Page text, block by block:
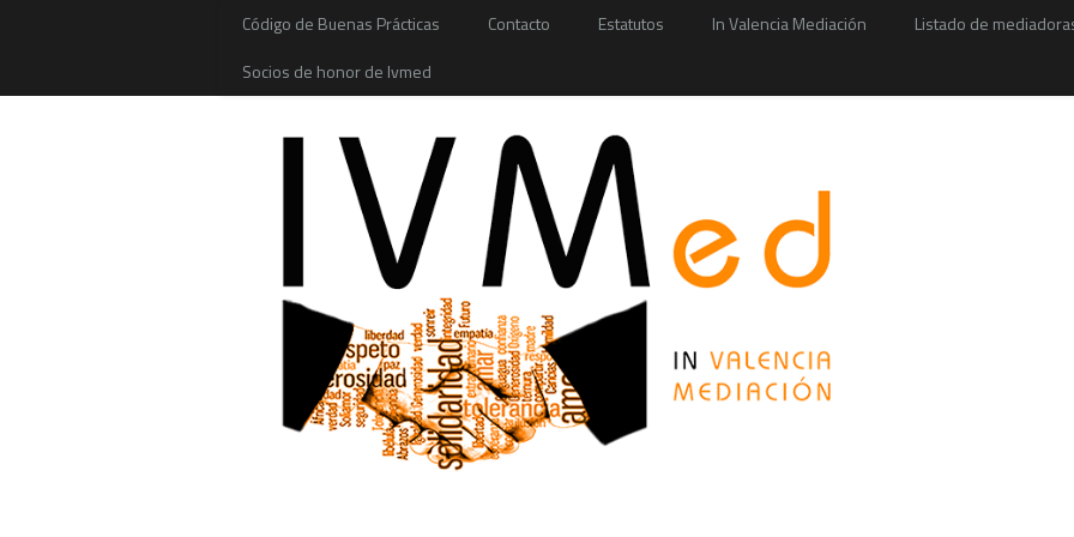
Código de Buenas Prácticas Contacto Estatutos In Valencia Mediación Listado de
Socios de honor de Ivmed